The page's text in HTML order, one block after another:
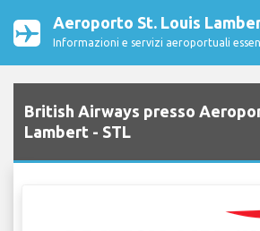
Aeroporto St. Louis
Informazioni e servizi aeroportuali
British Airways presso
Lambert - STL